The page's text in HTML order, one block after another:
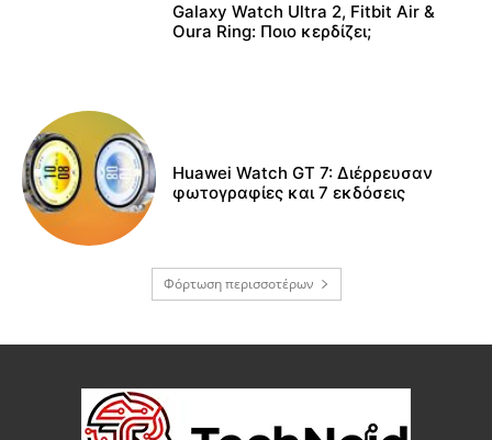
Galaxy Watch Ultra 2, Fitbit Air &
Oura Ring: Ποιο κερδίζει;
Huawei Watch GT 7: Διέρρευσαν
φωτογραφίες και 7 εκδόσεις
Φόρτωση περισσοτέρων